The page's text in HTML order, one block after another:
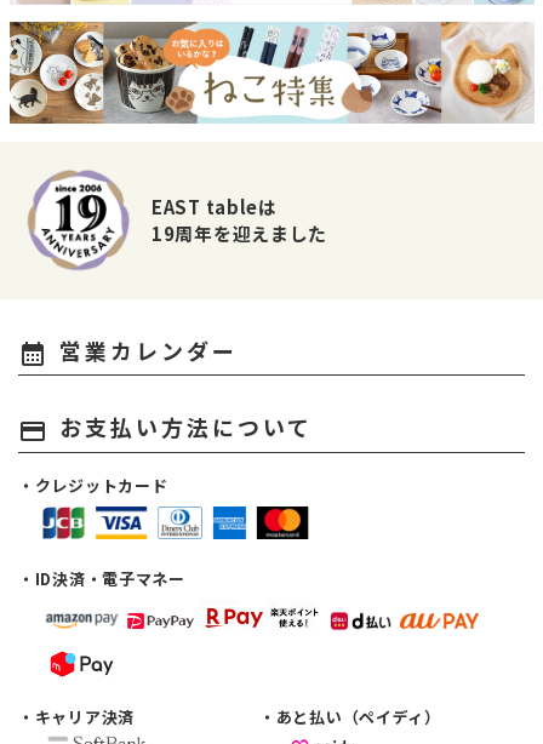
EAST tableは
19周年を迎えました
calendar_month 営業カレンダー
payment お支払い方法について
・クレジットカード
・ID決済・電子マネー
・キャリア決済 ・あと払い（ペイディ）